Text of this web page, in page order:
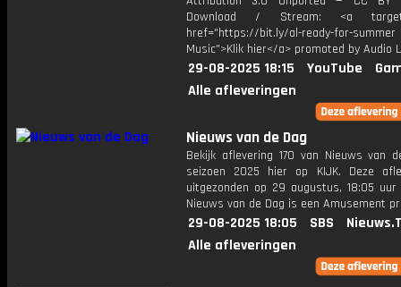
Download / Stream: <a
href="https://bit.ly/al-ready-for-summer
Music">Klik hier</a> promoted by Audio
29-08-2025 18:15 YouTube
Alle afleveringen
Nieuws van de Dag
Bekijk aflevering 170 van Nieuws van
seizoen 2025 hier op KIJK. Deze
uitgezonden op 29 augustus, 18:05 uur
Nieuws van de Dag is een Amusement
29-08-2025 18:05 SBS
Alle afleveringen